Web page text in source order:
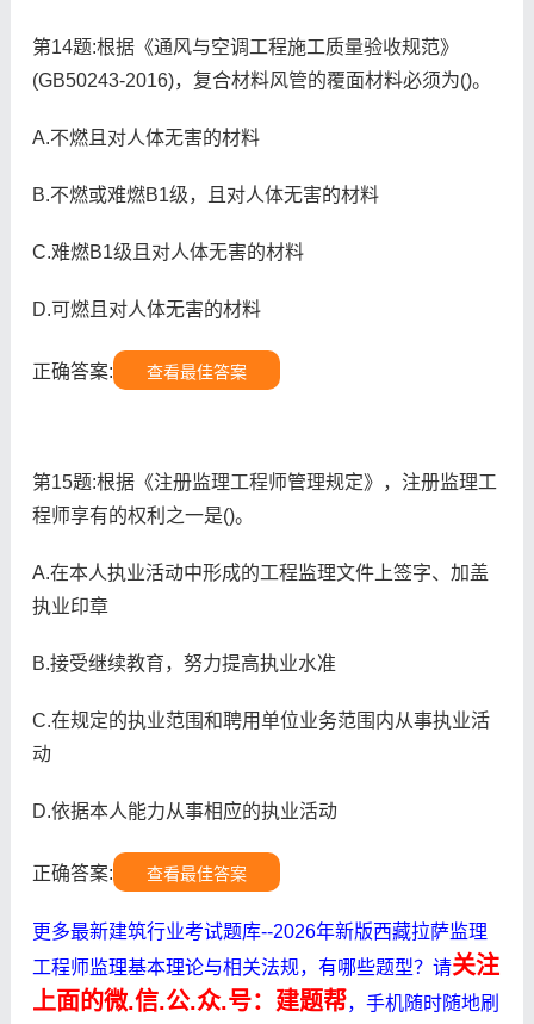
第14题:根据《通风与空调工程施工质量验收规范》
(GB50243-2016)，复合材料风管的覆面材料必须为()。
A.不燃且对人体无害的材料
B.不燃或难燃B1级，且对人体无害的材料
C.难燃B1级且对人体无害的材料
D.可燃且对人体无害的材料
正确答案: 查看最佳答案
第15题:根据《注册监理工程师管理规定》，注册监理工
程师享有的权利之一是()。
A.在本人执业活动中形成的工程监理文件上签字、加盖
执业印章
B.接受继续教育，努力提高执业水准
C.在规定的执业范围和聘用单位业务范围内从事执业活
动
D.依据本人能力从事相应的执业活动
正确答案: 查看最佳答案
更多最新建筑行业考试题库--2026年新版西藏拉萨监理
工程师监理基本理论与相关法规，有哪些题型？请关注
上面的微.信.公.众.号：建题帮，手机随时随地刷